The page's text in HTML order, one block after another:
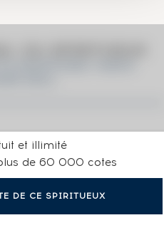
et illimité
de 60 000 cotes
DE CE SPIRITUEUX